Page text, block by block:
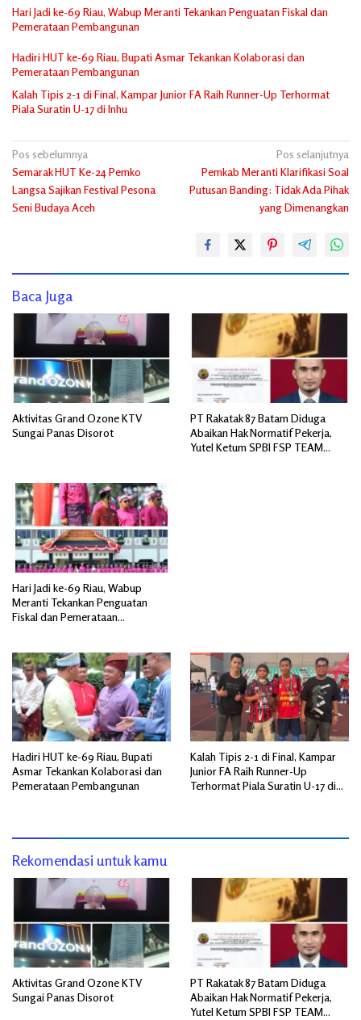
Hari Jadi ke-69 Riau, Wabup Meranti Tekankan Penguatan Fiskal dan
Pemerataan Pembangunan
Hadiri HUT ke-69 Riau, Bupati Asmar Tekankan Kolaborasi dan
Pemerataan Pembangunan
Kalah Tipis 2-1 di Final, Kampar Junior FA Raih Runner-Up Terhormat
Piala Suratin U-17 di Inhu
Navigasi
pos
Pos sebelumnya
Semarak HUT Ke-24 Pemko
Langsa Sajikan Festival Pesona
Seni Budaya Aceh
Pos selanjutnya
Pemkab Meranti Klarifikasi Soal
Putusan Banding: Tidak Ada Pihak
yang Dimenangkan
Baca Juga
Aktivitas Grand Ozone KTV
Sungai Panas Disorot
PT Rakatak 87 Batam Diduga
Abaikan Hak Normatif Pekerja,
Yutel Ketum SPBI FSP TEAM
Hari Jadi ke-69 Riau, Wabup
Meranti Tekankan Penguatan
Fiskal dan Pemerataan
Hadiri HUT ke-69 Riau, Bupati
Asmar Tekankan Kolaborasi dan
Pemerataan Pembangunan
Kalah Tipis 2-1 di Final, Kampar
Junior FA Raih Runner-Up
Terhormat Piala Suratin U-17 di
Rekomendasi untuk kamu
Aktivitas Grand Ozone KTV
Sungai Panas Disorot
PT Rakatak 87 Batam Diduga
Abaikan Hak Normatif Pekerja,
Yutel Ketum SPBI FSP TEAM